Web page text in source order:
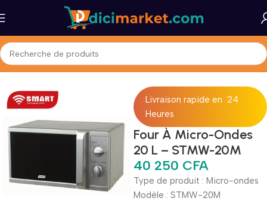
Accueil Maison et Bureau Gros Électromenager Gazinières
Livraison rapide en 24
Heures
Four À Micro-Ondes
20 L – STMW-20M
40 250 CFA
Type de produit : Micro-ondes
Modèle : STMW-20M